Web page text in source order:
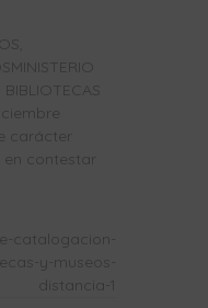
carácter
contestar
catalogacion-
y-museos-
distancia-1